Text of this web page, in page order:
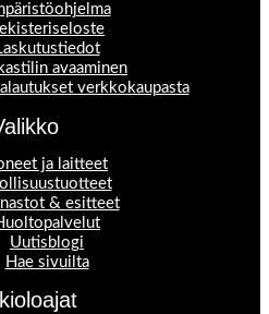
avaaminen
verkkokaupasta
ja laitteet
& esitteet
Uutisblogi
Hae sivuilta